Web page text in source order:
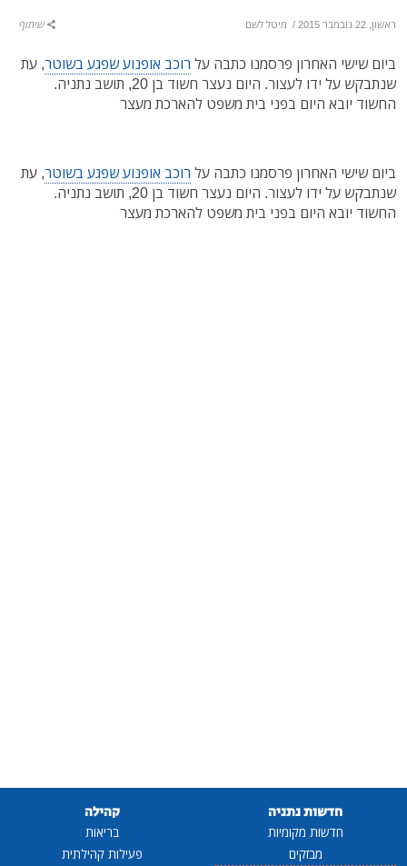
ראשון, 22 נובמבר 2015 / מיטל לשם שיתוף
ביום שישי האחרון פרסמנו כתבה על רוכב אופנוע שפגע בשוטר, עת
שנתבקש על ידו לעצור. היום נעצר חשוד בן 20, תושב נתניה.
החשוד יובא היום בפני בית משפט להארכת מעצר
ביום שישי האחרון פרסמנו כתבה על רוכב אופנוע שפגע בשוטר, עת
שנתבקש על ידו לעצור. היום נעצר חשוד בן 20, תושב נתניה.
החשוד יובא היום בפני בית משפט להארכת מעצר
חדשות נתניה
חדשות מקומיות
מבזקים
קהילה
בריאות
פעילות קהילתית